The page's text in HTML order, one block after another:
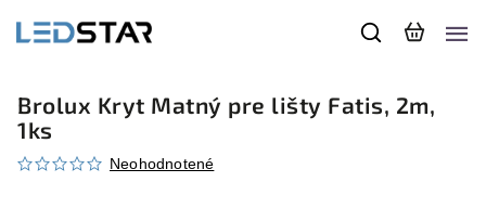
Brolux Kryt Matný pre lišty Fatis, 2m,
1ks
Neohodnotené